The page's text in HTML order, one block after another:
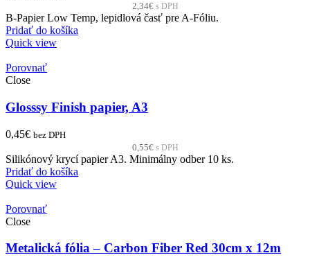
2,34€ s DPH
B-Papier Low Temp, lepidlová časť pre A-Fóliu.
Pridať do košíka
Quick view
Porovnať
Close
Glosssy Finish papier, A3
0,45€ bez DPH
0,55€ s DPH
Silikónový krycí papier A3. Minimálny odber 10 ks.
Pridať do košíka
Quick view
Porovnať
Close
Metalická fólia – Carbon Fiber Red 30cm x 12m